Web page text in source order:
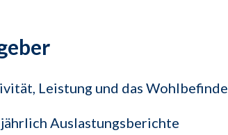
Leistung und das
Auslastungsberichte